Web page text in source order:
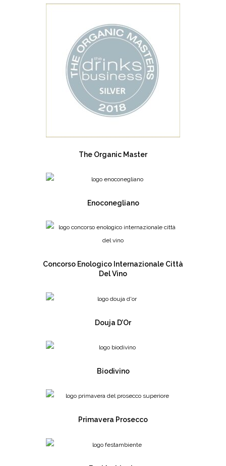
The Organic Master
Enoconegliano
Concorso Enologico Internazionale Città
Del Vino
Douja D’Or
Biodivino
Primavera Prosecco